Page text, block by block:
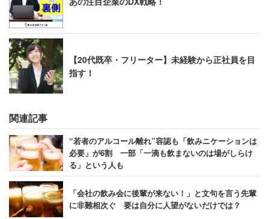
【20代既卒・フリーター】未経験から正社員を目
指す！
関連記事
“若者のアルコール離れ”容認も「飲みニケーションは
必要」が6割 一部「一滴も飲まないのは場がしらけ
る」という人も
「会社の飲み会に後輩が来ない！」と文句を言う先輩
に非難相次ぐ 要は自分に人望がないだけでは？